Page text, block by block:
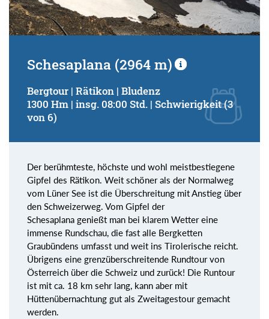
Schesaplana (2964 m)
Bergtour | Rätikon | Bludenz
1300 Hm | insg. 08:00 Std. | Schwierigkeit (3
von 6)
Der berühmteste, höchste und wohl meistbestiegene
Gipfel des Rätikon. Weit schöner als der Normalweg
vom Lüner See ist die Überschreitung mit Anstieg über
den Schweizerweg. Vom Gipfel der
Schesaplana genießt man bei klarem Wetter eine
immense Rundschau, die fast alle Bergketten
Graubündens umfasst und weit ins Tirolerische reicht.
Übrigens eine grenzüberschreitende Rundtour von
Österreich über die Schweiz und zurück! Die Runtour
ist mit ca. 18 km sehr lang, kann aber mit
Hüttenübernachtung gut als Zweitagestour gemacht
werden.